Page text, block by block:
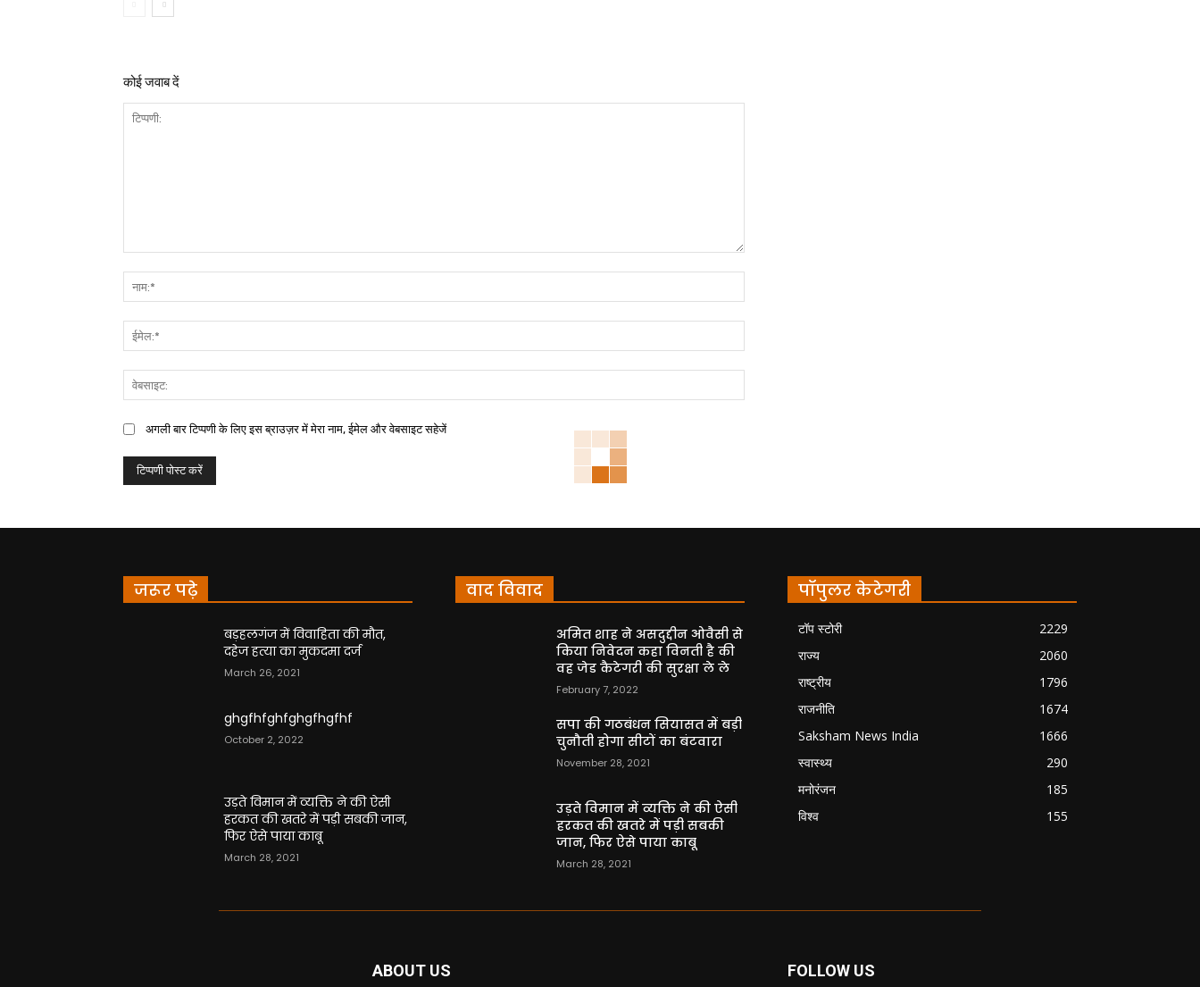
कोई जवाब दें
अगली बार टिप्पणी के लिए इस ब्राउज़र में मेरा नाम, ईमेल और वेबसाइट सहेजें
जरूर पढ़े
बड़हलगंज में विवाहिता की मौत,
दहेज हत्या का मुकदमा दर्ज
March 26, 2021
ghgfhfghfghgfhgfhf
October 2, 2022
उड़ते विमान में व्यक्ति ने की ऐसी
हरकत की खतरे में पड़ी सबकी जान,
फिर ऐसे पाया काबू
March 28, 2021
वाद विवाद
अमित शाह ने असदुद्दीन ओवैसी से
किया निवेदन कहा विनती है की
वह जेड कैटेगरी की सुरक्षा ले ले
February 7, 2022
सपा की गठबंधन सियासत में बड़ी
चुनौती होगा सीटों का बंटवारा
November 28, 2021
उड़ते विमान में व्यक्ति ने की ऐसी
हरकत की खतरे में पड़ी सबकी
जान, फिर ऐसे पाया काबू
March 28, 2021
पॉपुलर केटेगरी
टॉप स्टोरी
2229
राज्य
2060
राष्ट्रीय
1796
राजनीति
1674
Saksham News India
1666
स्वास्थ्य
290
मनोरंजन
185
विश्व
155
ABOUT US FOLLOW US